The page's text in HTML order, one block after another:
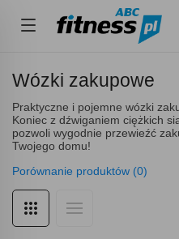
Wózki zakupowe
Praktyczne i pojemne wózki
Koniec z dźwiganiem ciężkich
pozwoli wygodnie przewieźć
Twojego domu!
Porównanie produktów (0)